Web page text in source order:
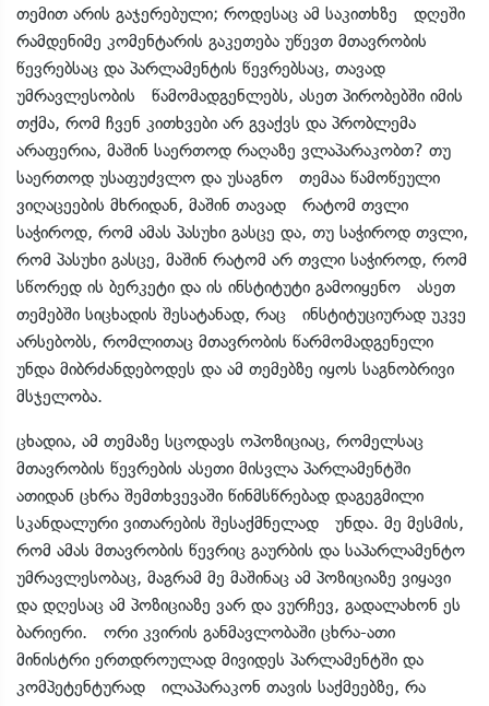
თემით არის გაჯერებული; როდესაც ამ საკითხზე დღეში
რამდენიმე კომენტარის გაკეთება უწევთ მთავრობის
წევრებსაც და პარლამენტის წევრებსაც, თავად
უმრავლესობის წამომადგენლებს, ასეთ პირობებში იმის
თქმა, რომ ჩვენ კითხვები არ გვაქვს და პრობლემა
არაფერია, მაშინ საერთოდ რაღაზე ვლაპარაკობთ? თუ
საერთოდ უსაფუძვლო და უსაგნო თემაა წამოწეული
ვიღაცეების მხრიდან, მაშინ თავად რატომ თვლი
საჭიროდ, რომ ამას პასუხი გასცე და, თუ საჭიროდ თვლი,
რომ პასუხი გასცე, მაშინ რატომ არ თვლი საჭიროდ, რომ
სწორედ ის ბერკეტი და ის ინსტიტუტი გამოიყენო ასეთ
თემებში სიცხადის შესატანად, რაც ინსტიტუციურად უკვე
არსებობს, რომლითაც მთავრობის წარმომადგენელი
უნდა მიბრძანდებოდეს და ამ თემებზე იყოს საგნობრივი
მსჯელობა.
ცხადია, ამ თემაზე სცოდავს ოპოზიციაც, რომელსაც
მთავრობის წევრების ასეთი მისვლა პარლამენტში
ათიდან ცხრა შემთხვევაში წინმსწრებად დაგეგმილი
სკანდალური ვითარების შესაქმნელად უნდა. მე მესმის,
რომ ამას მთავრობის წევრიც გაურბის და საპარლამენტო
უმრავლესობაც, მაგრამ მე მაშინაც ამ პოზიციაზე ვიყავი
და დღესაც ამ პოზიციაზე ვარ და ვურჩევ, გადალახონ ეს
ბარიერი. ორი კვირის განმავლობაში ცხრა-ათი
მინისტრი ერთდროულად მივიდეს პარლამენტში და
კომპეტენტურად ილაპარაკონ თავის საქმეებზე, რა